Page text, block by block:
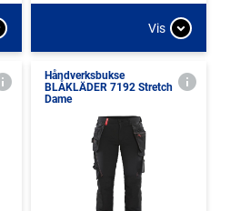
Vis
Håndverksbukse
BLÅKLÄDER 7192 Stretch
Dame